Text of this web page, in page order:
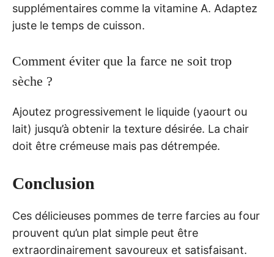
supplémentaires comme la vitamine A. Adaptez
juste le temps de cuisson.
Comment éviter que la farce ne soit trop
sèche ?
Ajoutez progressivement le liquide (yaourt ou
lait) jusqu’à obtenir la texture désirée. La chair
doit être crémeuse mais pas détrempée.
Conclusion
Ces délicieuses pommes de terre farcies au four
prouvent qu’un plat simple peut être
extraordinairement savoureux et satisfaisant.